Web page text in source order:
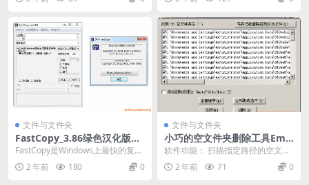
文件与文件夹
FastCopy_3.86绿色汉化版X3
2&X64 By 杨子-大文件复制工
具-最快的复制软件
FastCopy是Windows上最快的复制
软件。 Fastcopy是一个Win...
2 年前 180 0
文件与文件夹
小巧的空文件夹删除工具Emp
tyFolderNuker
软件功能： 扫描指定路径的空文件
夹，然后删除。 特别提醒： C盘里
的一些空文件夹...
2 年前 71 0